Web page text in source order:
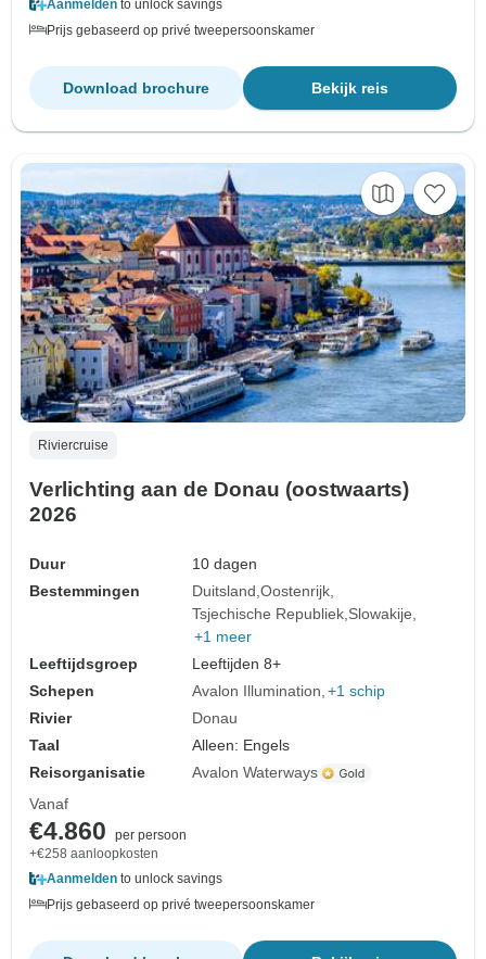
Aanmelden to unlock savings
Prijs gebaseerd op privé tweepersoonskamer
Bekijk reis
Download brochure
Riviercruise
Verlichting aan de Donau (oostwaarts)
2026
Duur
10 dagen
Bestemmingen
Duitsland Oostenrijk
Tsjechische Republiek Slowakije
+1 meer
Leeftijdsgroep
Leeftijden 8+
Schepen
Avalon Illumination +1 schip
Rivier
Donau
Taal
Alleen: Engels
Reisorganisatie
Avalon Waterways
Vanaf
€4.860
per persoon
+€258 aanloopkosten
Aanmelden to unlock savings
Prijs gebaseerd op privé tweepersoonskamer